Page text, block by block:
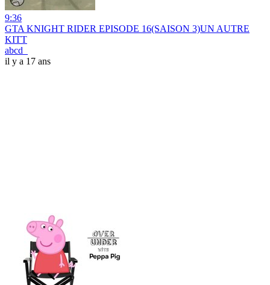
9:36
GTA KNIGHT RIDER EPISODE 16(SAISON 3)UN AUTRE
KITT
abcd_
il y a 17 ans